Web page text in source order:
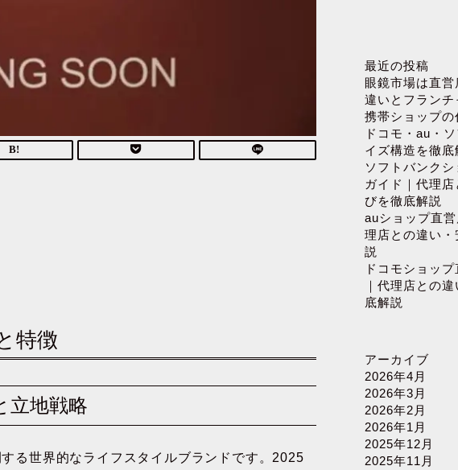
特徴
立地戦略
る世界的なライフスタイルブランドです。2025
最近の投稿
眼鏡市場は直
違いとフランチ
携帯ショップの
ドコモ・au・
イズ構造を徹底
ソフトバンク
ガイド｜代理
びを徹底解説
auショップ直
理店との違い
説
ドコモショッ
｜代理店との
底解説
アーカイブ
2026年4月
2026年3月
2026年2月
2026年1月
2025年12月
2025年11月